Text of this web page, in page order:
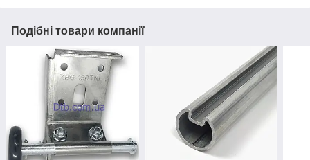
Подібні товари компанії